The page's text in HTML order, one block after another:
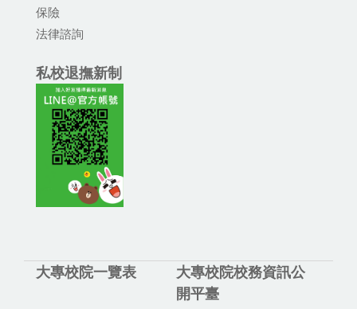
保險
法律諮詢
私校退撫新制
大專校院一覽表
大專校院校務資訊公
開平臺